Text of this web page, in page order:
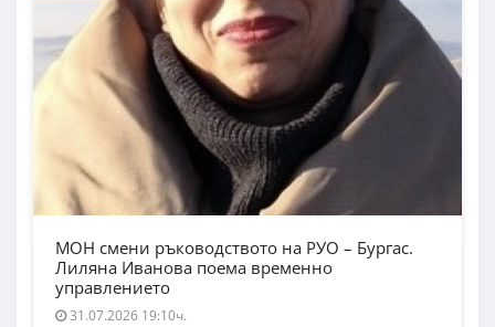
МОН смени ръководството на РУО – Бургас.
Лиляна Иванова поема временно
управлението
31.07.2026 19:10ч.